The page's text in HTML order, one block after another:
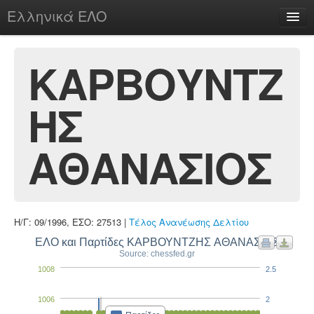
Ελληνικά ΕΛΟ
chesstu.be @ discord
Login
ΚΑΡΒΟΥΝΤΖ
ΗΣ
ΑΘΑΝΑΣΙΟΣ
Η/Γ: 09/1996, ΕΣΟ: 27513 | Τέλος Ανανέωσης Δελτίου
ΕΛΟ και Παρτίδες ΚΑΡΒΟΥΝΤΖΗΣ ΑΘΑΝΑΣΙΟΣ
Source: chessfed.gr
1006
1008
2
2.5